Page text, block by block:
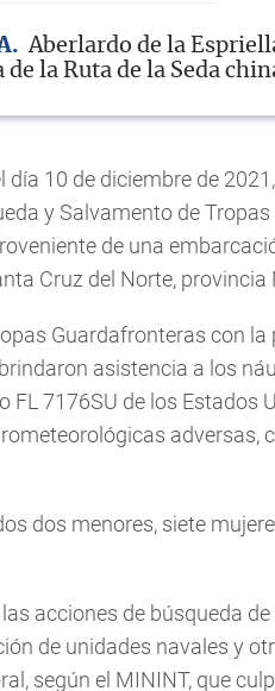
Aberlardo de la
la Ruta de la Seda
10 de diciembre de
y Salvamento de
de una
Cruz del Norte, provincia
Guardafronteras con
asistencia a los
FL 7176SU de los Estados
adversas,
dos menores, siete
acciones de búsqueda
de unidades navales y
según el MININT, que